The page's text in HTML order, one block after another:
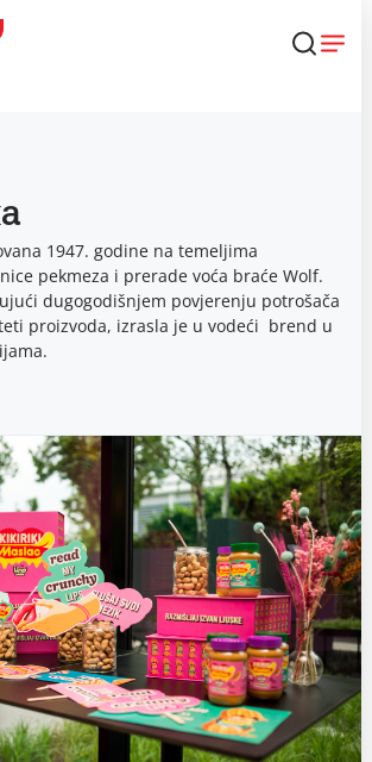
1947. godine na temeljima
pekmeza i prerade voća braće Wolf.
dugogodišnjem povjerenju potrošača
proizvoda, izrasla je u vodeći brend u